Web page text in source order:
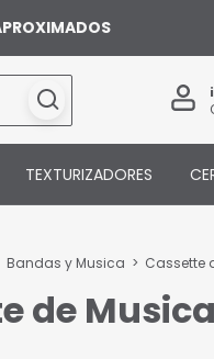
TEXTURIZADORES
Bandas y Musica > Cassette
de